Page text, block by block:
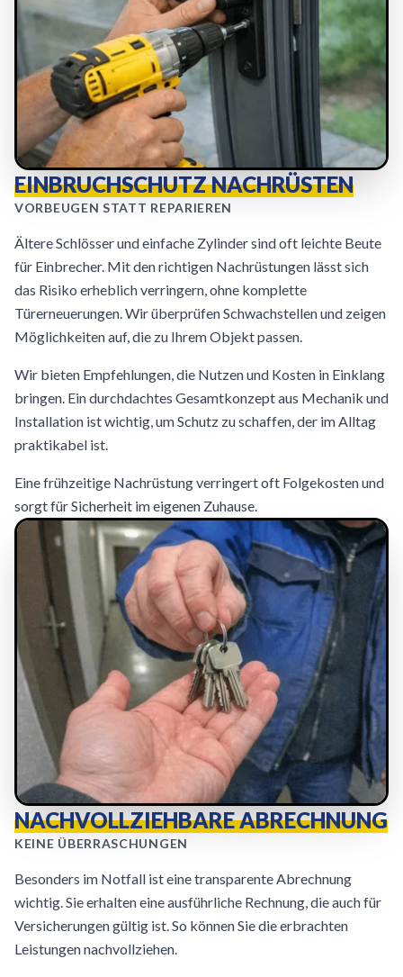
EINBRUCHSCHUTZ NACHRÜSTEN
VORBEUGEN STATT REPARIEREN
Ältere Schlösser und einfache Zylinder sind oft leichte Beute
für Einbrecher. Mit den richtigen Nachrüstungen lässt sich
das Risiko erheblich verringern, ohne komplette
Türerneuerungen. Wir überprüfen Schwachstellen und zeigen
Möglichkeiten auf, die zu Ihrem Objekt passen.
Wir bieten Empfehlungen, die Nutzen und Kosten in Einklang
bringen. Ein durchdachtes Gesamtkonzept aus Mechanik und
Installation ist wichtig, um Schutz zu schaffen, der im Alltag
praktikabel ist.
Eine frühzeitige Nachrüstung verringert oft Folgekosten und
sorgt für Sicherheit im eigenen Zuhause.
NACHVOLLZIEHBARE ABRECHNUNG
KEINE ÜBERRASCHUNGEN
Besonders im Notfall ist eine transparente Abrechnung
wichtig. Sie erhalten eine ausführliche Rechnung, die auch für
Versicherungen gültig ist. So können Sie die erbrachten
Leistungen nachvollziehen.